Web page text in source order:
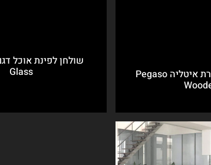
פינת אוכל תוצרת איטליה Pegaso
Glass